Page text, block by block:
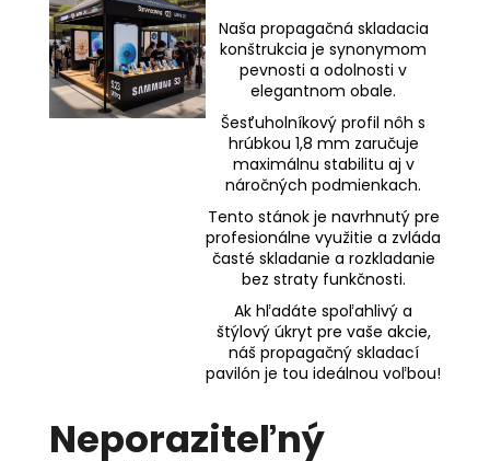
Naša propagačná skladacia
konštrukcia je synonymom
pevnosti a odolnosti v
elegantnom obale.
Šesťuholníkový profil nôh s
hrúbkou 1,8 mm zaručuje
maximálnu stabilitu aj v
náročných podmienkach.
Tento stánok je navrhnutý pre
profesionálne využitie a zvláda
časté skladanie a rozkladanie
bez straty funkčnosti.
Ak hľadáte spoľahlivý a
štýlový úkryt pre vaše akcie,
náš propagačný skladací
pavilón je tou ideálnou voľbou!
Neporaziteľný